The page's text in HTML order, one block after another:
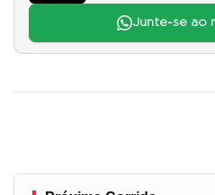
Junte-se ao